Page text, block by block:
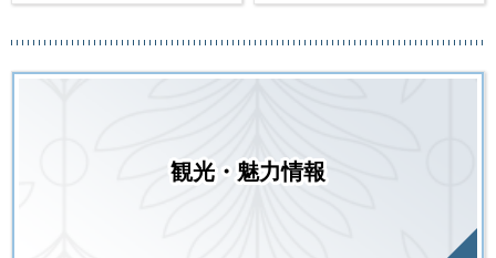
観光・魅力情報